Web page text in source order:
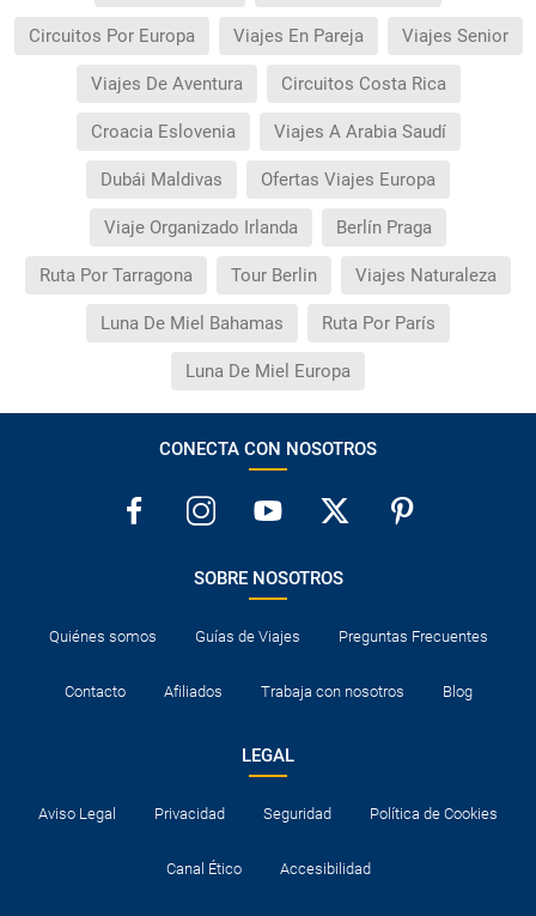
Circuitos Por Europa Viajes En Pareja Viajes Senior
Viajes De Aventura Circuitos Costa Rica
Croacia Eslovenia Viajes A Arabia Saudí
Dubái Maldivas Ofertas Viajes Europa
Viaje Organizado Irlanda Berlín Praga
Ruta Por Tarragona Tour Berlin Viajes Naturaleza
Luna De Miel Bahamas Ruta Por París
Luna De Miel Europa
CONECTA CON NOSOTROS
SOBRE NOSOTROS
Quiénes somos Guías de Viajes Preguntas Frecuentes
Contacto Afiliados Trabaja con nosotros Blog
LEGAL
Aviso Legal Privacidad Seguridad Política de Cookies
Canal Ético Accesibilidad